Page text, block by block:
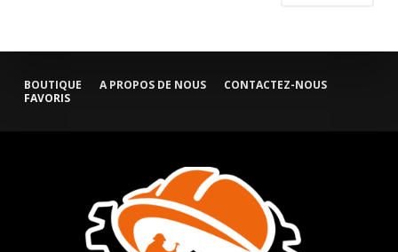
BOUTIQUE A PROPOS DE NOUS
CONTACTEZ-NOUS
FAVORIS